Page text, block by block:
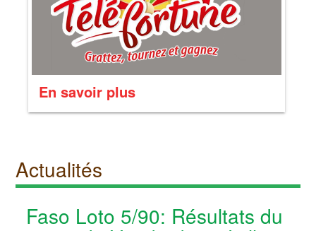
En savoir plus
Actualités
Faso Loto 5/90: Résultats du